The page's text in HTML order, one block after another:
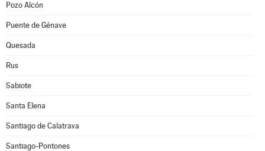
Pozo Alcón
Puente de Génave
Quesada
Rus
Sabiote
Santa Elena
Santiago de Calatrava
Santiago-Pontones